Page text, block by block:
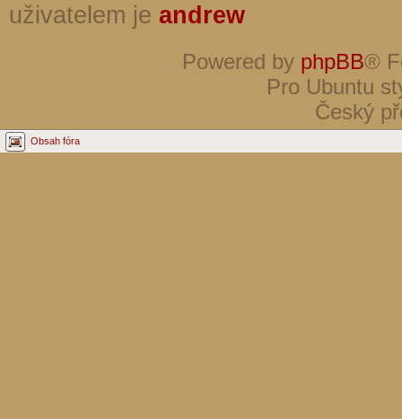
uživatelem je andrew
Powered by phpBB®
Pro Ubuntu
Český
Obsah fóra